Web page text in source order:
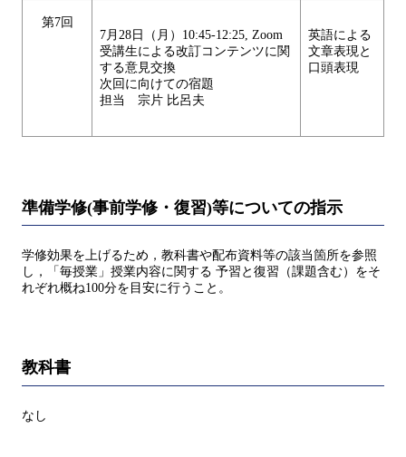
第7回
7月28日（月）10:45-12:25, Zoom
受講生による改訂コンテンツに関
する意見交換
次回に向けての宿題
担当 宗片 比呂夫
英語による
文章表現と
口頭表現
準備学修(事前学修・復習)等についての指示
学修効果を上げるため，教科書や配布資料等の該当箇所を参照
し，「毎授業」授業内容に関する 予習と復習（課題含む）をそ
れぞれ概ね100分を目安に行うこと。
教科書
なし